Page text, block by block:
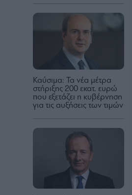
Καύσιμα: Τα νέα μέτρα
στήριξης 200 εκατ. ευρώ
που εξετάζει η κυβέρνηση
για τις αυξήσεις των τιμών